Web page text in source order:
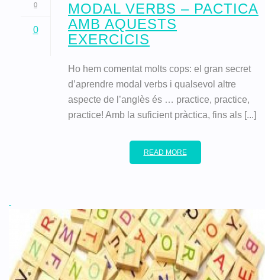
0
0
MODAL VERBS – PACTICA
AMB AQUESTS
EXERCICIS
Ho hem comentat molts cops: el gran secret
d’aprendre modal verbs i qualsevol altre
aspecte de l’anglès és … practice, practice,
practice! Amb la suficient pràctica, fins als [...]
READ MORE